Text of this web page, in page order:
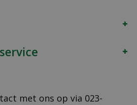
met ons op via 023-